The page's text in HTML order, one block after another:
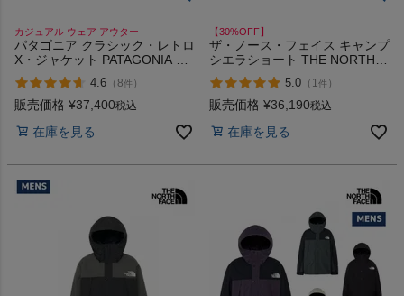
カジュアル ウェア アウター
パタゴニア クラシック・レトロ
X・ジャケット PATAGONIA MS
CLASSIC RETRO-X JKT
4.6 （8件 ）
販売価格 ¥37,400税込
在庫を見る
【30%OFF】
ザ・ノース・フェイス キャンプ
シエラショート THE NORTH
FACE CAMP Sierra Short アウ
トレット セール
5.0 （ 1件 ）
販売価格 ¥36,190税込
在庫を見る